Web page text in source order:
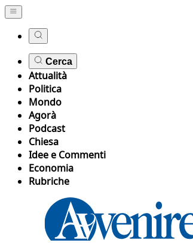
Cerca
Attualità
Politica
Mondo
Agorà
Podcast
Chiesa
Idee e Commenti
Economia
Rubriche